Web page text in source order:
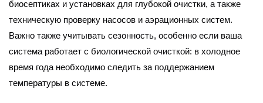
биосептиках и установках для глубокой очистки, а также
техническую проверку насосов и аэрационных систем.
Важно также учитывать сезонность, особенно если ваша
система работает с биологической очисткой: в холодное
время года необходимо следить за поддержанием
температуры в системе.